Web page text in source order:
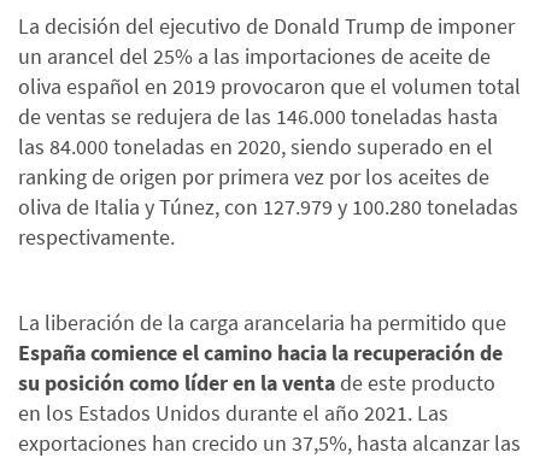
La decisión del ejecutivo de Donald Trump de imponer
un arancel del 25% a las importaciones de aceite de
oliva español en 2019 provocaron que el volumen total
de ventas se redujera de las 146.000 toneladas hasta
las 84.000 toneladas en 2020, siendo superado en el
ranking de origen por primera vez por los aceites de
oliva de Italia y Túnez, con 127.979 y 100.280 toneladas
respectivamente.
La liberación de la carga arancelaria ha permitido que
España comience el camino hacia la recuperación de
su posición como líder en la ventade este producto
en los Estados Unidos durante el año 2021. Las
exportaciones han crecido un 37,5%, hasta alcanzar las